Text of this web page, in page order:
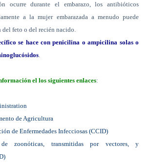
ocurre durante el embarazo, los antibióticos
a la mujer embarazada a menudo puede
feto o del recién nacido.
se hace con penicilina o ampicilina solas o
.
el los siguientes enlaces:
de Agricultura
de Enfermedades Infecciosas (CCID)
zoonóticas, transmitidas por vectores, y